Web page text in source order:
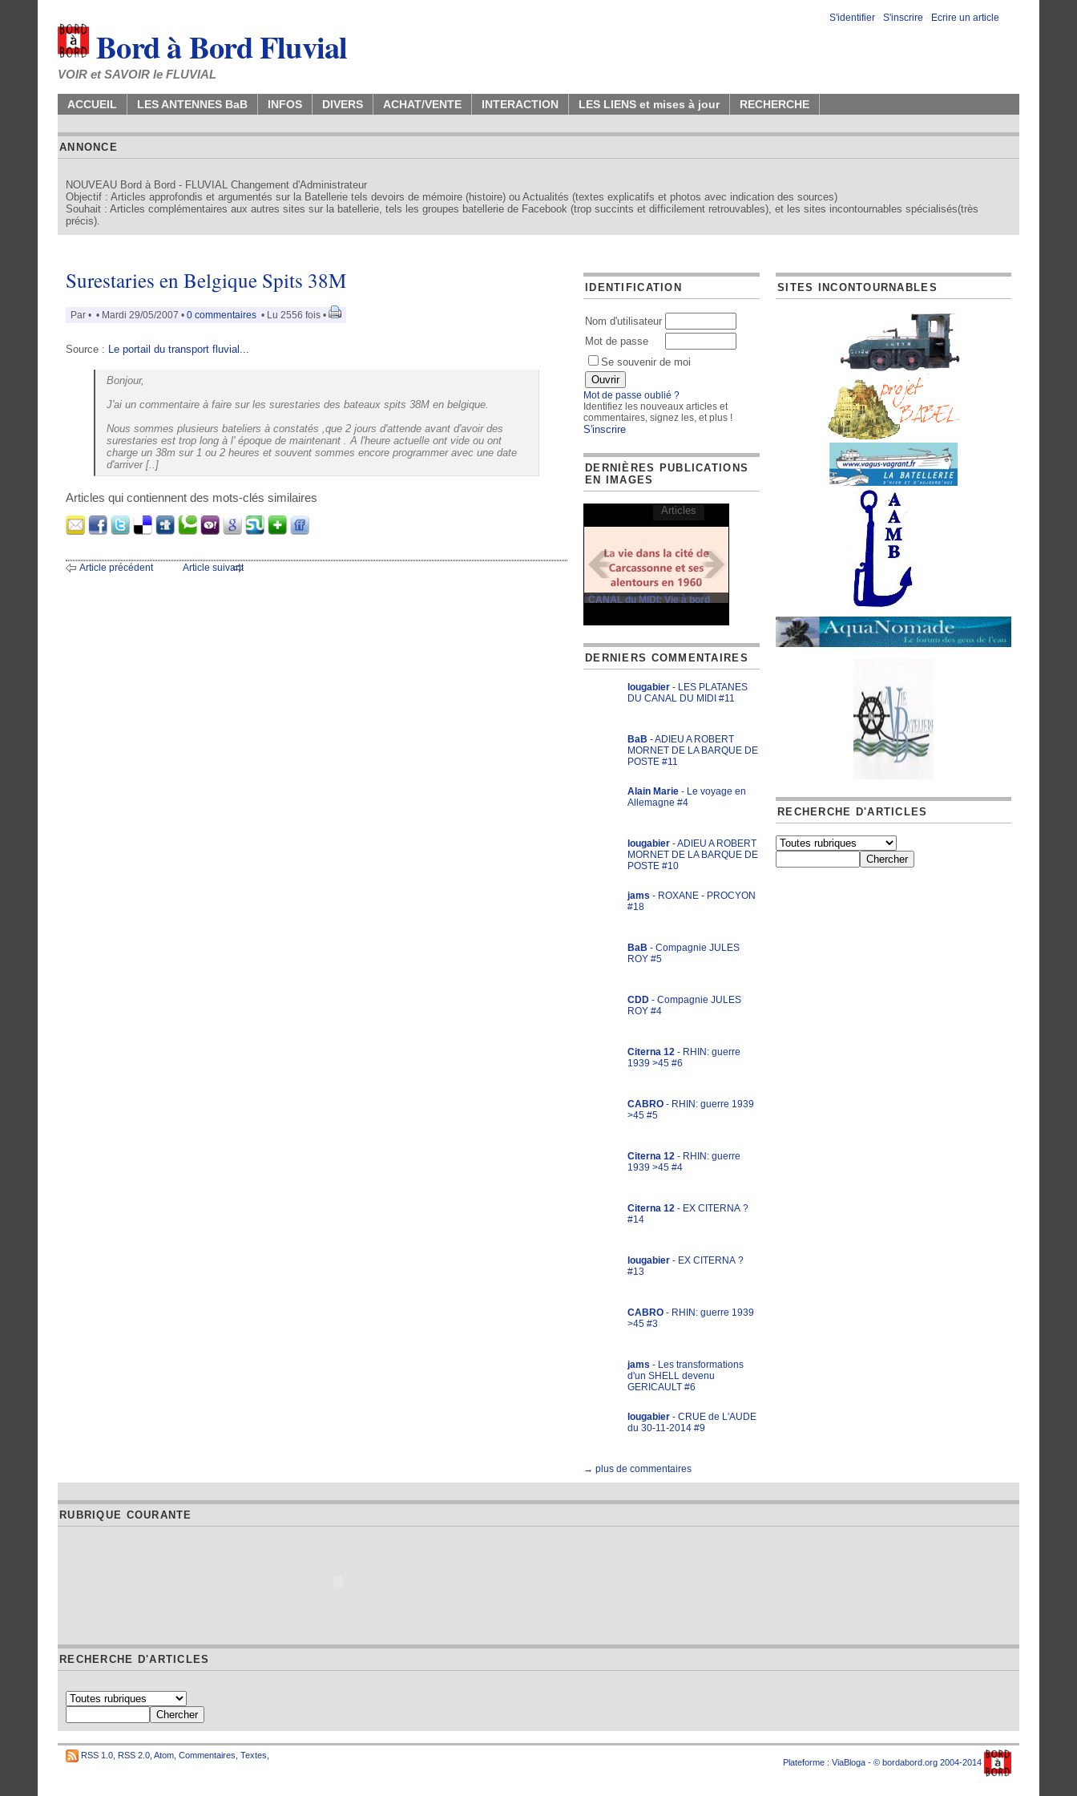
S'identifier - S'inscrire - Ecrire un article
Bord à Bord Fluvial
VOIR et SAVOIR le FLUVIAL
ACCUEIL LES ANTENNES BaB INFOS DIVERS ACHAT/VENTE INTERACTION LES LIENS et mises à jour RECHERCHE
ANNONCE
NOUVEAU Bord à Bord - FLUVIAL Changement d'Administrateur
Objectif : Articles approfondis et argumentés sur la Batellerie tels devoirs de mémoire (histoire) ou Actualités (textes explicatifs et photos avec indication des sources)
Souhait : Articles complémentaires aux autres sites sur la batellerie, tels les groupes batellerie de Facebook (trop succints et difficilement retrouvables), et les sites incontournables spécialisés(très
précis).
Surestaries en Belgique Spits 38M
Par • • Mardi 29/05/2007 • 0 commentaires • Lu 2556 fois •
Source : Le portail du transport fluvial...
Bonjour,
J'ai un commentaire à faire sur les surestaries des bateaux spits 38M en belgique.
Nous sommes plusieurs bateliers à constatés ,que 2 jours d'attende avant d'avoir des
surestaries est trop long à l' époque de maintenant . A l'heure actuelle ont vide ou ont
charge un 38m sur 1 ou 2 heures et souvent sommes encore programmer avec une date
d'arriver [..]
Articles qui contiennent des mots-clés similaires
Article précédent Article suivant
IDENTIFICATION
Nom d'utilisateur
Mot de passe
Se souvenir de moi
Mot de passe oublié ?
Identifiez les nouveaux articles et
commentaires, signez les, et plus !
S'inscrire
DERNIÈRES PUBLICATIONS
EN IMAGES
CANAL du MIDI: Vie à bord
Articles
DERNIERS COMMENTAIRES
lougabier - LES PLATANES
DU CANAL DU MIDI #11
BaB - ADIEU A ROBERT
MORNET DE LA BARQUE DE
POSTE #11
Alain Marie - Le voyage en
Allemagne #4
lougabier - ADIEU A ROBERT
MORNET DE LA BARQUE DE
POSTE #10
jams - ROXANE - PROCYON
#18
BaB - Compagnie JULES
ROY #5
CDD - Compagnie JULES
ROY #4
Citerna 12 - RHIN: guerre
1939 >45 #6
CABRO - RHIN: guerre 1939
>45 #5
Citerna 12 - RHIN: guerre
1939 >45 #4
Citerna 12 - EX CITERNA ?
#14
lougabier - EX CITERNA ?
#13
CABRO - RHIN: guerre 1939
>45 #3
jams - Les transformations
d'un SHELL devenu
GERICAULT #6
lougabier - CRUE de L'AUDE
du 30-11-2014 #9
→ plus de commentaires
SITES INCONTOURNABLES
RECHERCHE D'ARTICLES
RUBRIQUE COURANTE
RECHERCHE D'ARTICLES
RSS 1.0 RSS 2.0 Atom Commentaires Textes
Plateforme : ViaBloga - © bordabord.org 2004-2014